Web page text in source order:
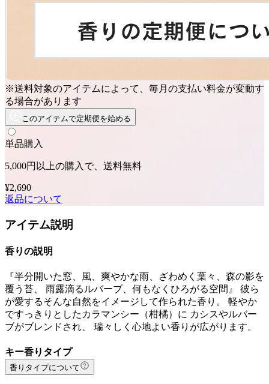
※送料対象のアイテムによって、毎月の支払い料金が変動す
る場合があります
このアイテムで定期便を始める
単品購入
5,000円以上の購入で、送料無料
¥2,690
返品について
アイテム説明
香りの説明
『半分開いた窓、風、爽やかな雨、ざわめく葉々、森の影を
覆う苔、 雨露滴るルバーブ、何もなくひろがる空間』 彼ら
が愛するそんな自然をイメージして作られた香り。 軽やか
ですっきりとしたカラマンシー（柑橘）に カシスやルバー
ブがブレンドされ、 瑞々しく心地よい香りが広がります。
キー香りタイプ
香りタイプについて